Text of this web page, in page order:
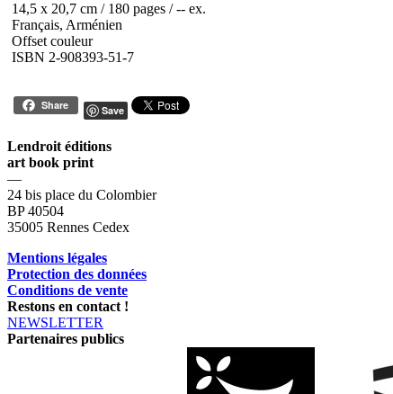
14,5 x 20,7 cm / 180 pages / -- ex.
Français, Arménien
Offset couleur
ISBN 2-908393-51-7
Share Save
Lendroit éditions
art book print
—
24 bis place du Colombier
BP 40504
35005 Rennes Cedex
Mentions légales
Protection des données
Conditions de vente
Restons en contact !
NEWSLETTER
Partenaires publics